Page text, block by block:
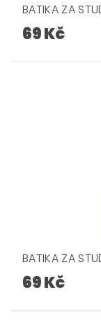
BATIKA ZA
69 Kč
BATIKA ZA
69 Kč